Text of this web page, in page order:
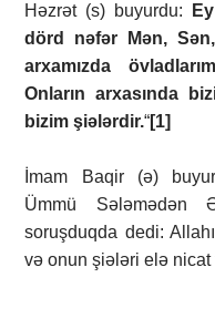
Həzrət (s) buyurdu:
dörd nəfər Mən,
arxamızda
Onların arxasında
bizim şiələrdir.“[1]
İmam Baqir (ə)
Ümmü
soruşduqda dedi:
və onun şiələri elə nicat